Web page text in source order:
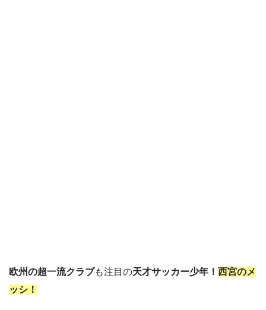
欧州の超一流クラブも注目の天才サッカー少年！ 西宮のメ
ッシ！